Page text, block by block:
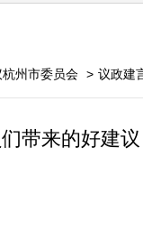
州市委员会 > 议政建
带来的好建议